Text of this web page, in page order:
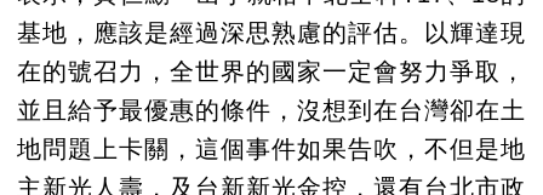
基地，應該是經過深思熟慮的評估。以輝達現
在的號召力，全世界的國家一定會努力爭取，
並且給予最優惠的條件，沒想到在台灣卻在土
地問題上卡關，這個事件如果告吹，不但是地
主新光人壽，及台新新光金控，還有台北市政